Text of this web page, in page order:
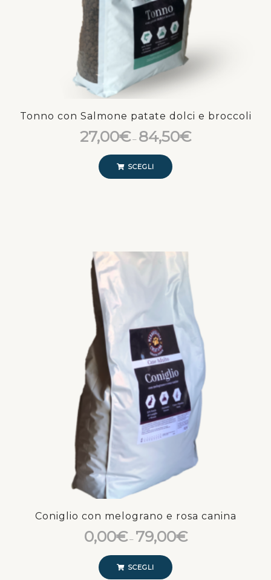
Tonno con Salmone patate dolci e broccoli
27,00€– 84,50€
SCEGLI
Coniglio con melograno e rosa canina
0,00€– 79,00€
SCEGLI